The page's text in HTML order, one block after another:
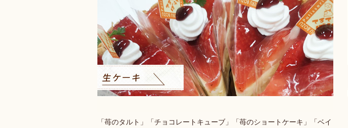
「苺のタルト」「チョコレートキューブ」「苺のショートケーキ」「ベイ